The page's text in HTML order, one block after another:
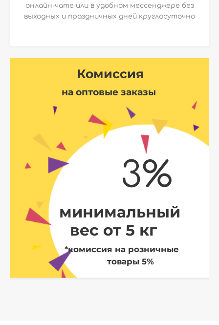
онлайн-чате или в удобном мессенджере без
выходных и праздничных дней круглосуточно
Комиссия
на оптовые заказы
3%
минимальный
вес от 5 кг
*комиссия на розничные
товары 5%